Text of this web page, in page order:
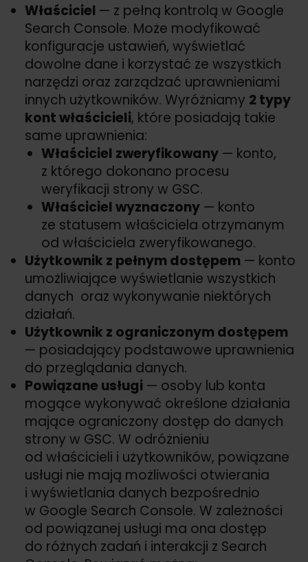
Właściciel — z pełną kontrolą w Google
Search Console. Może modyfikować
konfiguracje ustawień, wyświetlać
dowolne dane i korzystać ze wszystkich
narzędzi oraz zarządzać uprawnieniami
innych użytkowników. Wyróżniamy 2 typy
kont właścicieli, które posiadają takie
same uprawnienia:
Właściciel zweryfikowany — konto,
z którego dokonano procesu
weryfikacji strony w GSC.
Właściciel wyznaczony — konto
ze statusem właściciela otrzymanym
od właściciela zweryfikowanego.
Użytkownik z pełnym dostępem — konto
umożliwiające wyświetlanie wszystkich
danych oraz wykonywanie niektórych
działań.
Użytkownik z ograniczonym dostępem
— posiadający podstawowe uprawnienia
do przeglądania danych.
Powiązane usługi — osoby lub konta
mogące wykonywać określone działania
mające ograniczony dostęp do danych
strony w GSC. W odróżnieniu
od właścicieli i użytkowników, powiązane
usługi nie mają możliwości otwierania
i wyświetlania danych bezpośrednio
w Google Search Console. W zależności
od powiązanej usługi ma ona dostęp
do różnych zadań i interakcji z Search